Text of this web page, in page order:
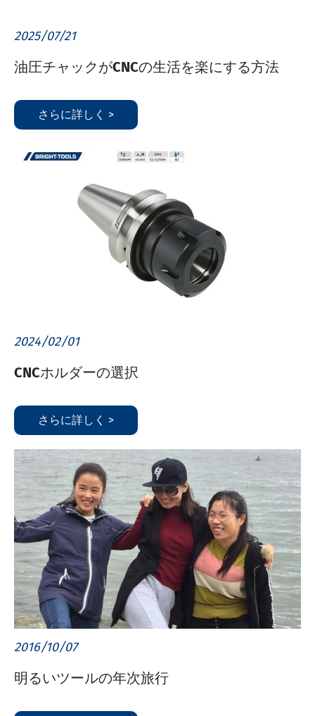
2025/07/21
油圧チャックがCNCの生活を楽にする方法
さらに詳しく >
2024/02/01
CNCホルダーの選択
さらに詳しく >
2016/10/07
明るいツールの年次旅行